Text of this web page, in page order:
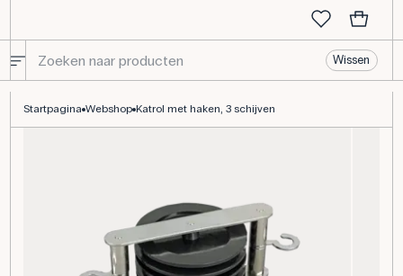
Wissen
Startpagina Webshop Katrol met haken, 3 schijven